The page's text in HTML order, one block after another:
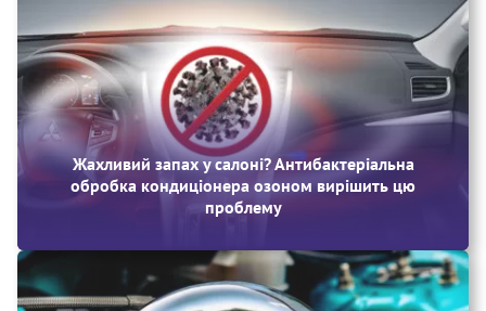
Жахливий запах у салоні? Антибактеріальна
обробка кондиціонера озоном вирішить цю
проблему